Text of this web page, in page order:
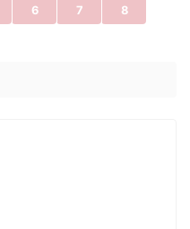
6 7 8